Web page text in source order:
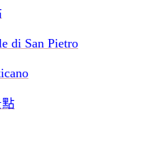
di San Pietro